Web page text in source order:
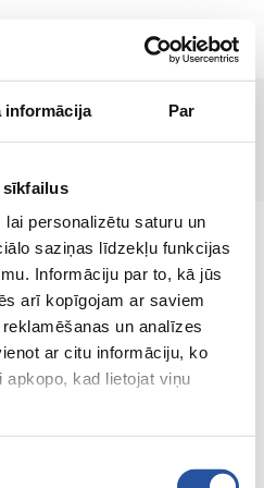
informācija Par
sīkfailus
personalizētu saturu un
saziņas līdzekļu funkcijas
Informāciju par to, kā jūs
arī kopīgojam ar saviem
un analīzes
ar citu informāciju, ko
kad lietojat viņu
LT
nerastas!
su palankiomis
prekėmis, kurioje
yra mūsų pagrindinė
ir sodui!